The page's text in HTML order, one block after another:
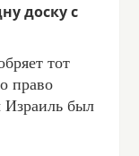
доску с
тот
право
Израиль был